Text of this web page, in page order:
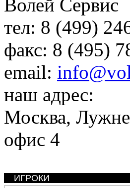
Волей Сервис
тел: 8 (499)
факс: 8 (495)
email:
наш адрес:
Москва,
офис 4
ИГРОКИ